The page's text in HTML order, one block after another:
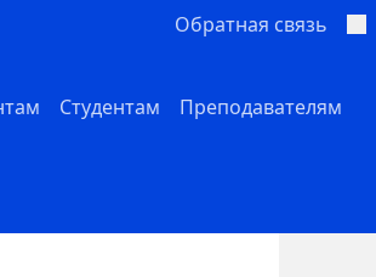
Обратная связь
Студентам Преподавателям